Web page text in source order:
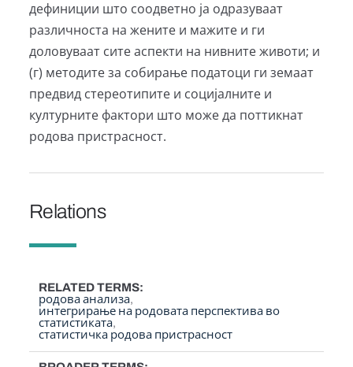
дефиниции што соодветно ја одразуваат
различноста на жените и мажите и ги
доловуваат сите аспекти на нивните животи; и
(г) методите за собирање податоци ги земаат
предвид стереотипите и социјалните и
културните фактори што може да поттикнат
родова пристрасност.
Relations
RELATED TERMS
родова анализа
интегрирање на родовата перспектива во
статистиката
статистичка родова пристрасност